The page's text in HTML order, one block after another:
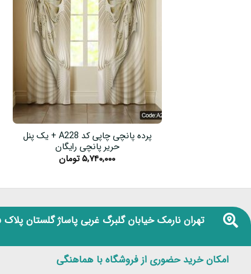
پرده پانچی چاپی کد A228 + یک پنل
حریر پانچی رایگان
۵,۷۴۰,۰۰۰تومان
تهران نارمک خیابان گلبرگ غربی پاساژ گلستان پلاک ۵
امکان خرید حضوری از فروشگاه با هماهنگی